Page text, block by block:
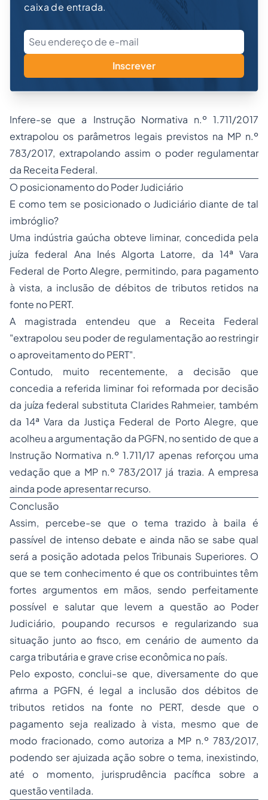
caixa de entrada.
Inscrever
Infere-se que a Instrução Normativa n.º 1.711/2017
extrapolou os parâmetros legais previstos na MP n.º
783/2017, extrapolando assim o poder regulamentar
da Receita Federal.
O posicionamento do Poder Judiciário
E como tem se posicionado o Judiciário diante de tal
imbróglio?
Uma indústria gaúcha obteve liminar, concedida pela
juíza federal Ana Inés Algorta Latorre, da 14ª Vara
Federal de Porto Alegre, permitindo, para pagamento
à vista, a inclusão de débitos de tributos retidos na
fonte no PERT.
A magistrada entendeu que a Receita Federal
"extrapolou seu poder de regulamentação ao restringir
o aproveitamento do PERT".
Contudo, muito recentemente, a decisão que
concedia a referida liminar foi reformada por decisão
da juíza federal substituta Clarides Rahmeier, também
da 14ª Vara da Justiça Federal de Porto Alegre, que
acolheu a argumentação da PGFN, no sentido de que a
Instrução Normativa n.º 1.711/17 apenas reforçou uma
vedação que a MP n.º 783/2017 já trazia. A empresa
ainda pode apresentar recurso.
Conclusão
Assim, percebe-se que o tema trazido à baila é
passível de intenso debate e ainda não se sabe qual
será a posição adotada pelos Tribunais Superiores. O
que se tem conhecimento é que os contribuintes têm
fortes argumentos em mãos, sendo perfeitamente
possível e salutar que levem a questão ao Poder
Judiciário, poupando recursos e regularizando sua
situação junto ao fisco, em cenário de aumento da
carga tributária e grave crise econômica no país.
Pelo exposto, conclui-se que, diversamente do que
afirma a PGFN, é legal a inclusão dos débitos de
tributos retidos na fonte no PERT, desde que o
pagamento seja realizado à vista, mesmo que de
modo fracionado, como autoriza a MP n.º 783/2017,
podendo ser ajuizada ação sobre o tema, inexistindo,
até o momento, jurisprudência pacífica sobre a
questão ventilada.